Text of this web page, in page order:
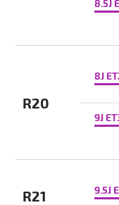
8.5J
R20
8J
9J
R21 9.5J